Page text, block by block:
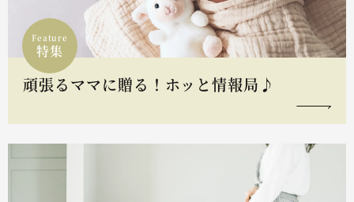
Feature
特集
頑張るママに贈る！ホッと情報局♪